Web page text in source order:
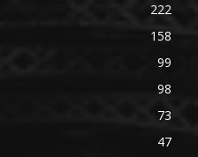
222
158
99
98
73
47